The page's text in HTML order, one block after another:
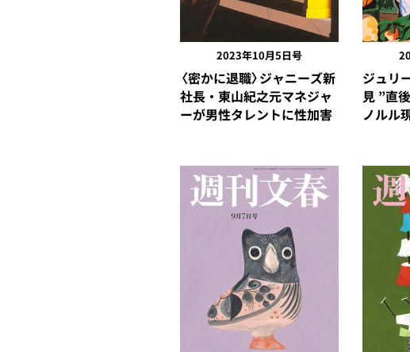
2023年10月5日号
〈密かに退職〉ジャニーズ新
社長・東山紀之元マネジャ
ーが男性タレントに性加害
ジュリ
見 ”直
ノルル